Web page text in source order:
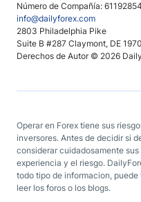
Número de Compañía:
info@dailyforex.com
2803 Philadelphia Pike
Suite B #287 Claymont, DE
Derechos de Autor © 2026
Operar en Forex tiene sus
inversores. Antes de decidir si
considerar cuidadosamente
experiencia y el riesgo.
todo tipo de informacion,
leer los foros o los blogs.